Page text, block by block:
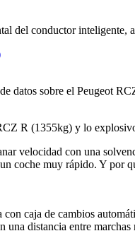
del conductor inteligente,
datos sobre el Peugeot
R (1355kg) y lo
velocidad con una
coche muy rápido. Y por
caja de cambios
una distancia entre marchas